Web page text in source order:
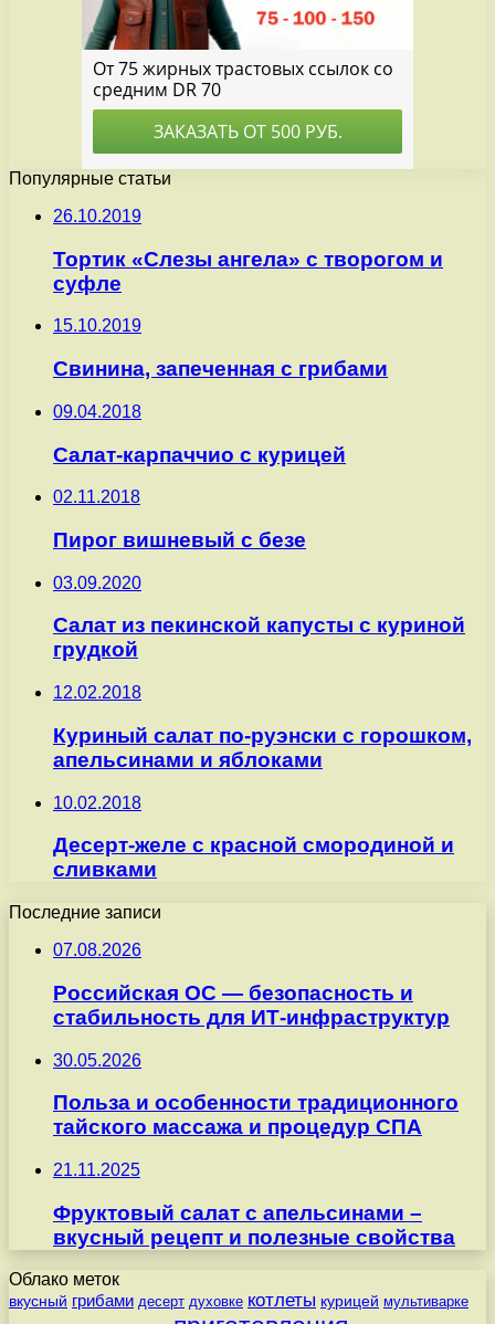
Популярные статьи
26.10.2019
Тортик «Слезы ангела» с творогом и
суфле
15.10.2019
Свинина, запеченная с грибами
09.04.2018
Салат-карпаччио с курицей
02.11.2018
Пирог вишневый с безе
03.09.2020
Салат из пекинской капусты с куриной
грудкой
12.02.2018
Куриный салат по-руэнски с горошком,
апельсинами и яблоками
10.02.2018
Десерт-желе с красной смородиной и
сливками
Последние записи
07.08.2026
Российская ОС — безопасность и
стабильность для ИТ-инфраструктур
30.05.2026
Польза и особенности традиционного
тайского массажа и процедур СПА
21.11.2025
Фруктовый салат с апельсинами –
вкусный рецепт и полезные свойства
Облако меток
вкусный грибами десерт духовке котлеты курицей мультиварке